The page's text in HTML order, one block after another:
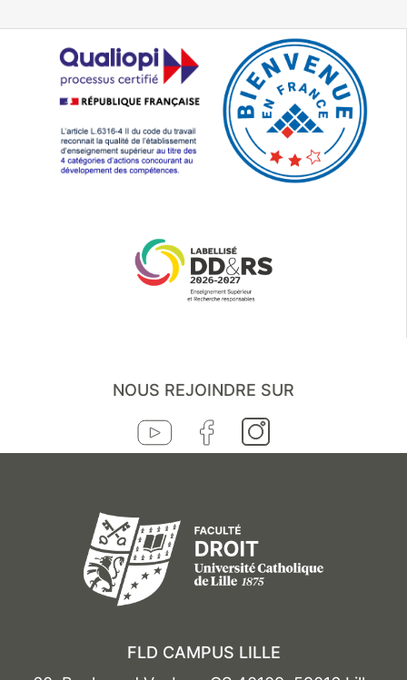
NOUS REJOINDRE SUR
FLD CAMPUS LILLE